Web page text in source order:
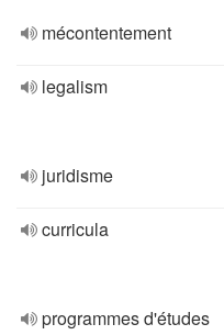
mécontentement
legalism
juridisme
curricula
programmes d'études